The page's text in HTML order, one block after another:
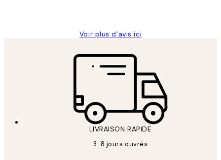
Voir plus d’avis ici
LIVRAISON RAPIDE
3-8 jours ouvrés